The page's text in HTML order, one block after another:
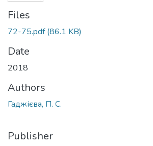
Files
72-75.pdf(86.1 KB)
Date
2018
Authors
Гаджієва, П. С.
Publisher